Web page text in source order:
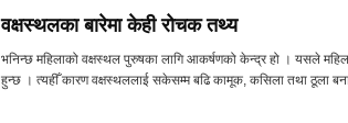
वक्षस्थलका बारेमा केही रोचक तथ्य
भनिन्छ महिलाको वक्षस्थल पुरुषका लागि आकर्षणको केन्द्र हो । यसले
हुन्छ । त्यहीँ कारण वक्षस्थललाई सकेसम्म बढि कामूक, कसिला तथा ठूला